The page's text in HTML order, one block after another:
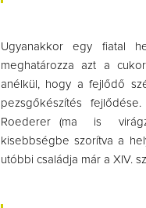
Ugyanakkor egy fiatal
meghatározza azt a
anélkül, hogy a fejlődő
pezsgőkészítés
Roederer (ma is
kisebbségbe szorítva a
utóbbi családja már a XIV.